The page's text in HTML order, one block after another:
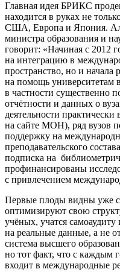
Главная идея БРИКС
находится в руках не
США, Европа и Япония.
министра образования и
говорит: «Начиная с 2012
на интеграцию в
пространство, но и начала
на помощь университетам
в частности существенно
отчётности и данных о
деятельности
на сайте МОН), ряд вузов
поддержку на
преподавательского
подписка на
профинансированы
с привлечением
Первые плоды видны уже
оптимизируют свою
учёных, учатся
на реальные данные, а не
система высшего
но тот факт, что с каждым
входит в международные